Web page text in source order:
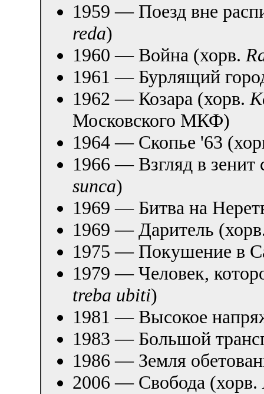
1959 — Поезд вне
reda)
1960 — Война (хорв.
1961 — Бурлящий
1962 — Козара (хорв.
Московского МКФ)
1964 — Скопье '63
1966 — Взгляд в зенит
sunca)
1969 — Битва на
1969 — Даритель
1975 — Покушение в
1979 — Человек,
treba ubiti)
1981 — Высокое
1983 — Большой
1986 — Земля
2006 — Свобода (хорв.